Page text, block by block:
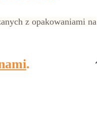
z opakowaniami na
.